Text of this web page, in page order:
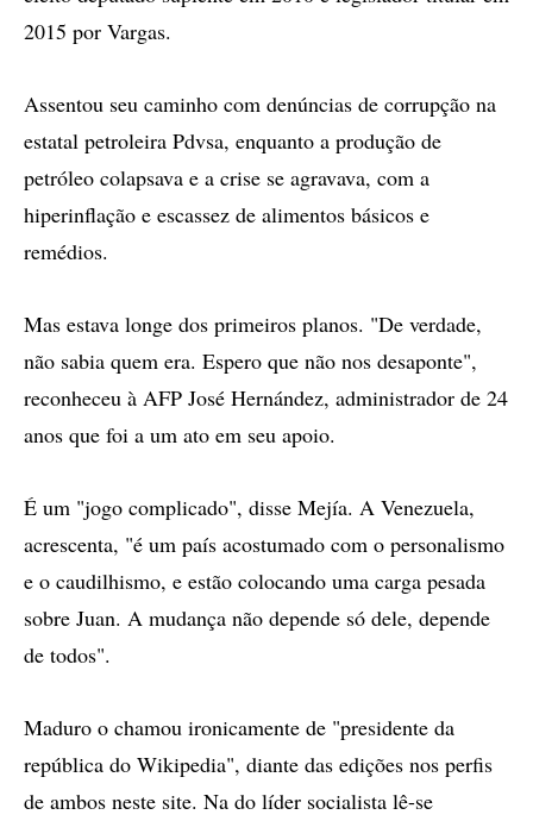
2015 por Vargas.
Assentou seu caminho com denúncias de corrupção na
estatal petroleira Pdvsa, enquanto a produção de
petróleo colapsava e a crise se agravava, com a
hiperinflação e escassez de alimentos básicos e
remédios.
Mas estava longe dos primeiros planos. "De verdade,
não sabia quem era. Espero que não nos desaponte",
reconheceu à AFP José Hernández, administrador de 24
anos que foi a um ato em seu apoio.
É um "jogo complicado", disse Mejía. A Venezuela,
acrescenta, "é um país acostumado com o personalismo
e o caudilhismo, e estão colocando uma carga pesada
sobre Juan. A mudança não depende só dele, depende
de todos".
Maduro o chamou ironicamente de "presidente da
república do Wikipedia", diante das edições nos perfis
de ambos neste site. Na do líder socialista lê-se